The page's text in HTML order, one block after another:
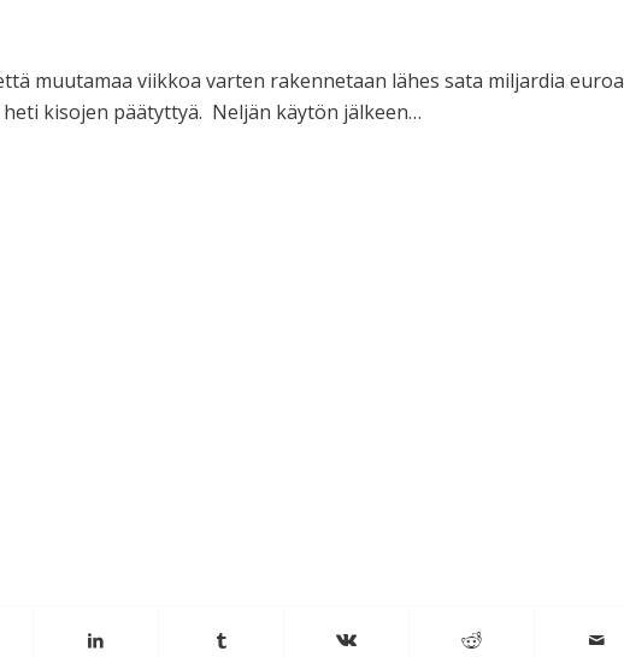
muutamaa viikkoa varten rakennetaan lähes sata miljardia euroa
kisojen päätyttyä. Neljän käytön jälkeen…